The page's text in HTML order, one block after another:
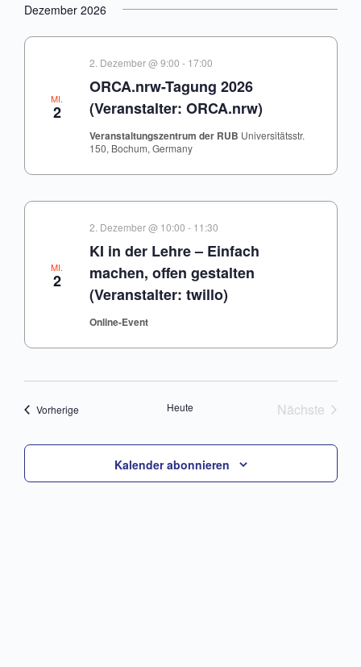
Dezember 2026
MI.
2
ORCA.nrw-Tagung 2026
(Veranstalter: ORCA.nrw)
2. Dezember @ 9:00 - 17:00
Veranstaltungszentrum der RUB Universitätsstr.
150, Bochum, Germany
MI.
2
KI in der Lehre – Einfach
machen, offen gestalten
(Veranstalter: twillo)
2. Dezember @ 10:00 - 11:30
Online-Event
VorherigeVeranstaltungen Heute
Nächste
Kalender abonnieren